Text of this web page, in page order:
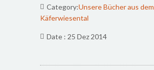
Category:Unsere Bücher aus dem
Käferwiesental
Date : 25 Dez 2014